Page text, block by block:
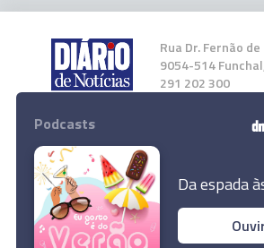
Rua Dr. Fernão
9054-514
291 202 300
Instale a nossa App
© 2023 Empresa Diário de
Podcasts
Da espada